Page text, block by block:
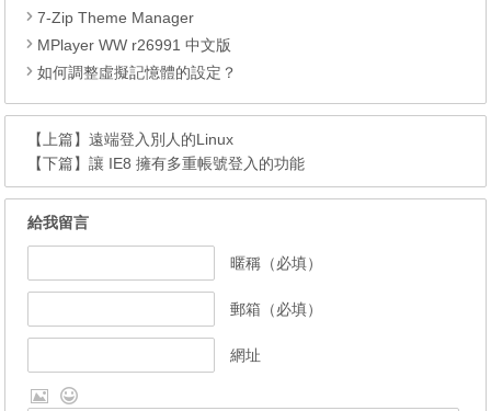
7-Zip Theme Manager
MPlayer WW r26991 中文版
如何調整虛擬記憶體的設定？
【上篇】遠端登入別人的Linux
【下篇】讓 IE8 擁有多重帳號登入的功能
給我留言
暱稱（必填）
郵箱（必填）
網址